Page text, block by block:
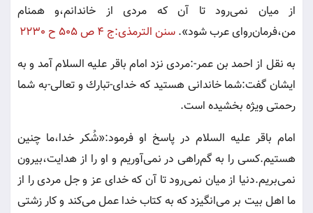
از ميان نمى‌رود تا آن كه مردى از خاندانم،و همنام
من،فرمان‌رواى عرب شود». سنن الترمذى:ج ٤ ص ٥٠٥ ح ٢٢٣٠
به نقل از احمد بن عمر-:مردى نزد امام باقر عليه السلام آمد و به
ايشان گفت:شما خاندانى هستيد كه خداى-تبارك و تعالى-به شما
رحمتى ويژه بخشيده است.
امام باقر عليه السلام در پاسخ او فرمود:«شُكر خدا،ما چنين
هستيم.كسى را به گم‌راهى در نمى‌آوريم و او را از هدايت،بيرون
نمى‌بريم.دنيا از ميان نمى‌رود تا آن كه خداى عز و جل مردى را از
ما اهل بيت بر مى‌انگيزد كه به كتاب خدا عمل مى‌كند و كار زشتى